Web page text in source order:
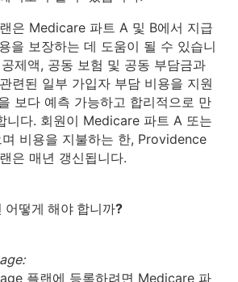
은 Medicare 파트 A 및 B에서 지급
을 보장하는 데 도움이 될 수 있습니
제액, 공동 보험 및 공동 부담금과
련된 일부 가입자 부담 비용을 지원
보다 예측 가능하고 합리적으로 만
니다. 회원이 Medicare 파트 A 또는
비용을 지불하는 한, Providence
은 매년 갱신됩니다.
어떻게 해야 합니까?
플랜에 등록하려면 Medicare 파